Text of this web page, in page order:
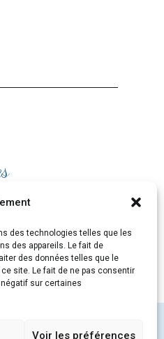
des technologies telles que les
des appareils. Le fait de
des données telles que le
site. Le fait de ne pas consentir
sur certaines
Voir les préférences
à 19H